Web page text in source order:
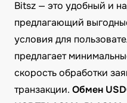
Bitsz — это удобный и
предлагающий
условия для
предлагает
скорость обработки
транзакции. Обмен